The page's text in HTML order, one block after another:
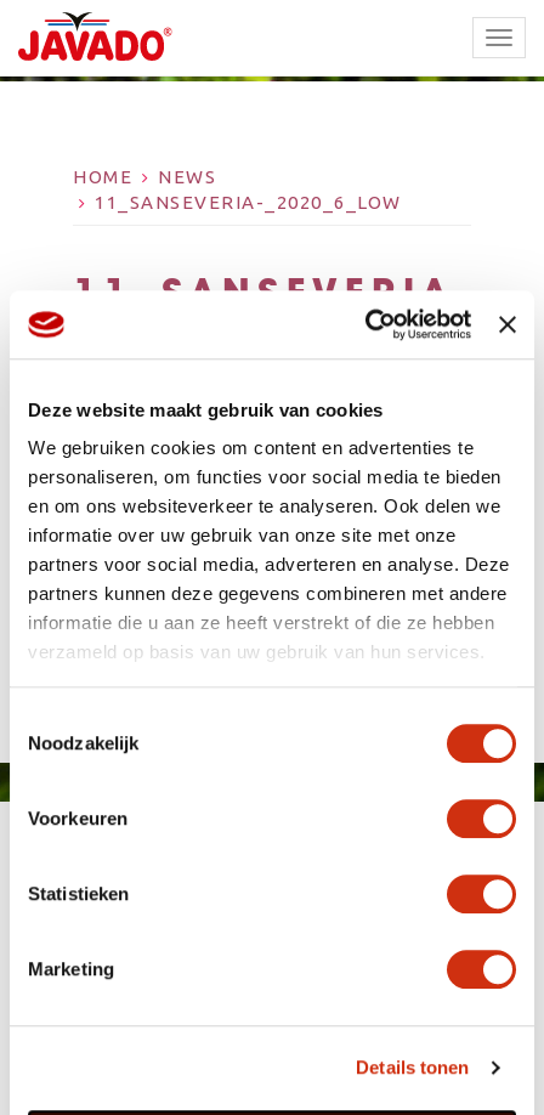
Deze website maakt gebruik van cookies
We gebruiken cookies om content en advertenties te
personaliseren, om functies voor social media te bieden
en om ons websiteverkeer te analyseren. Ook delen we
informatie over uw gebruik van onze site met onze
partners voor social media, adverteren en analyse. Deze
partners kunnen deze gegevens combineren met andere
informatie die u aan ze heeft verstrekt of die ze hebben
verzameld op basis van uw gebruik van hun services.
Noodzakelijk
Voorkeuren
Statistieken
Marketing
Details tonen
HOME
NEWS
11_SANSEVERIA-_2020_6_LOW
11_SANSEVERIA-
_2020_6_LOW
Gepubliceerd op: 28 april 2020